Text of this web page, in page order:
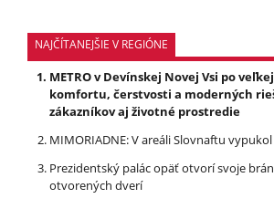
NAJČÍTANEJŠIE V REGIÓNE
METRO v Devínskej Novej Vsi po
komfortu, čerstvosti a moderných
zákazníkov aj životné prostredie
MIMORIADNE: V areáli Slovnaftu
Prezidentský palác opäť otvorí svoje
otvorených dverí